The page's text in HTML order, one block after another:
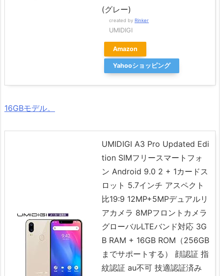
(グレー)
created by Rinker
UMIDIGI
Amazon
Yahooショッピング
16GBモデル。
UMIDIGI A3 Pro Updated Edi
tion SIMフリースマートフォ
ン Android 9.0 2 + 1カードス
ロット 5.7インチ アスペクト
比19:9 12MP+5MPデュアルリ
アカメラ 8MPフロントカメラ
グローバルLTEバンド対応 3G
B RAM + 16GB ROM（256GB
までサポートする） 顔認証 指
紋認証 au不可 技適認証済み